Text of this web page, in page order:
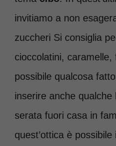
invitiamo a non
zuccheri Si consiglia
cioccolatini,
possibile qualcosa
inserire anche qualche
serata fuori casa in
quest’ottica è